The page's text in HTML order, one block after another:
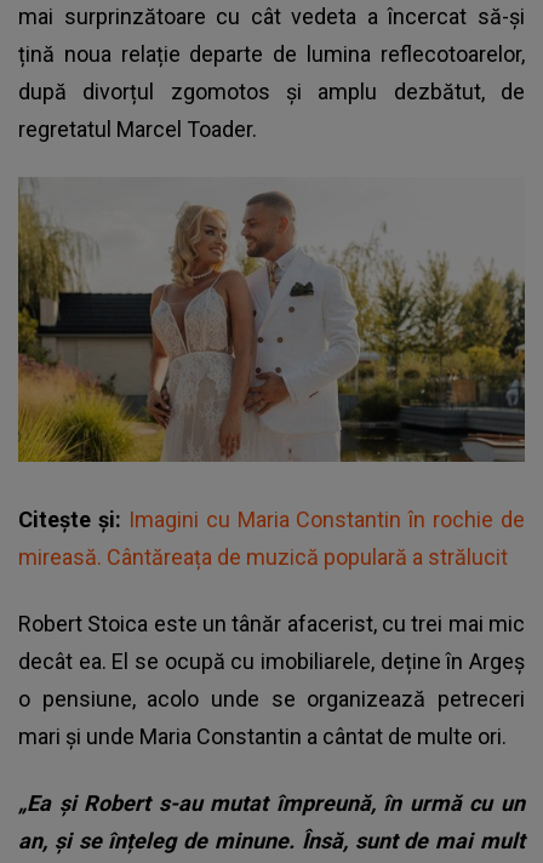
mai surprinzătoare cu cât vedeta a încercat să-și
țină noua relație departe de lumina reflecotoarelor,
după divorțul zgomotos și amplu dezbătut, de
regretatul Marcel Toader.
Citește și: Imagini cu Maria Constantin în rochie de
mireasă. Cântăreața de muzică populară a strălucit
Robert Stoica este un tânăr afacerist, cu trei mai mic
decât ea. El se ocupă cu imobiliarele, deține în Argeș
o pensiune, acolo unde se organizează petreceri
mari și unde Maria Constantin a cântat de multe ori.
„Ea și Robert s-au mutat împreună, în urmă cu un
an, și se înțeleg de minune. Însă, sunt de mai mult